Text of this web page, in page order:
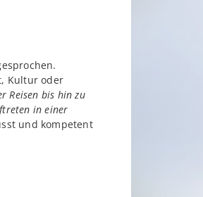
Kultur oder
Reisen bis hin zu
in einer
und kompetent